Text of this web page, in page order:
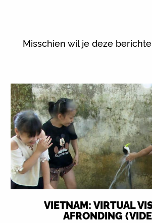
Misschien wil je deze
VIETNAM: VIRTUAL
AFRONDING